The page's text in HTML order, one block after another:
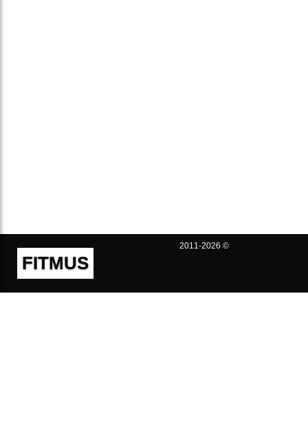
FITMUS
2011-2026 ©